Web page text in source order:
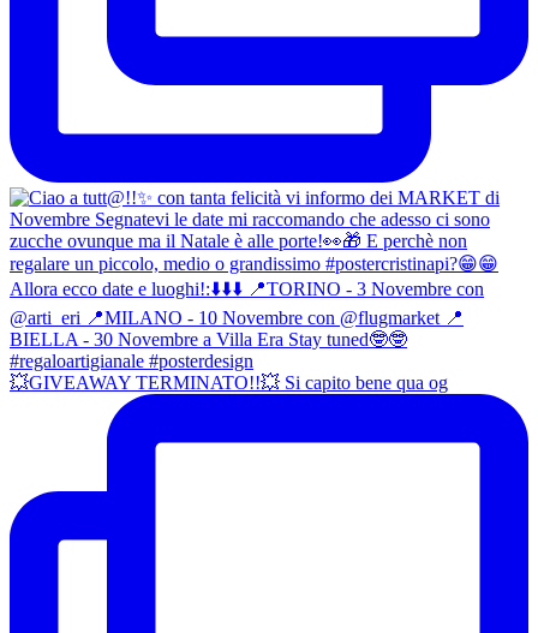
💥GIVEAWAY TERMINATO!!💥 Si capito bene qua og